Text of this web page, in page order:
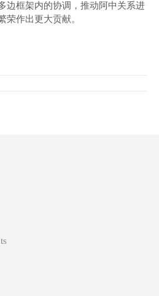
边框架内的协调，推动阿中关系进
荣作出更大贡献。